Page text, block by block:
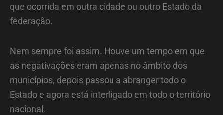
que ocorrida em outra cidade ou outro Estado da
federação.
Nem sempre foi assim. Houve um tempo em que
as negativações eram apenas no âmbito dos
municípios, depois passou a abranger todo o
Estado e agora está interligado em todo o território
nacional.